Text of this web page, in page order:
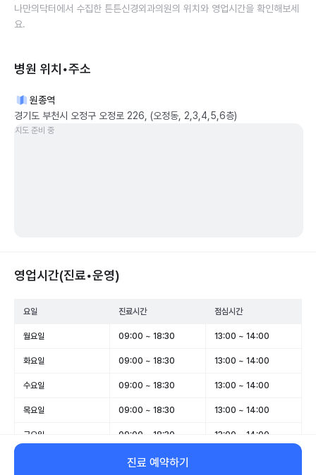
나만의닥터에서 수집한 튼튼신경외과의원의 위치와 영업시간을 확인해보세
요.
병원 위치•주소
원종역
경기도 부천시 오정구 오정로 226, (오정동, 2,3,4,5,6층)
지도 준비 중
영업시간(진료•운영)
요일 진료시간 점심시간
월요일 09:00 ~ 18:30 13:00 ~ 14:00
화요일 09:00 ~ 18:30 13:00 ~ 14:00
수요일 09:00 ~ 18:30 13:00 ~ 14:00
목요일 09:00 ~ 18:30 13:00 ~ 14:00
금요일 09:00 ~ 18:30 13:00 ~ 14:00
09:00 ~ 14:00
진료 예약하기